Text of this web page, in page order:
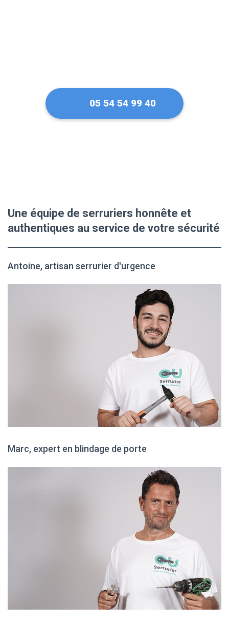
05 54 54 99 40
Une équipe de serruriers honnête et
authentiques au service de votre sécurité
Antoine, artisan serrurier d'urgence
Marc, expert en blindage de porte